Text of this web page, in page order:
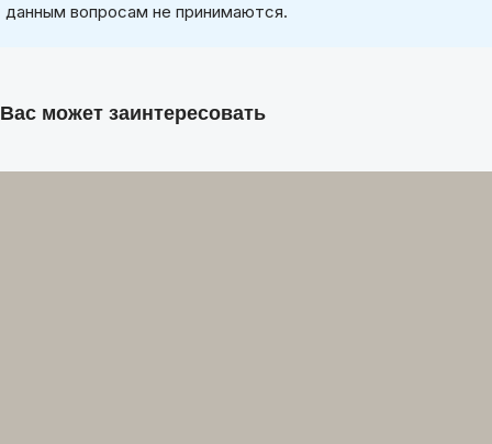
данным вопросам не принимаются.
Вас может заинтересовать